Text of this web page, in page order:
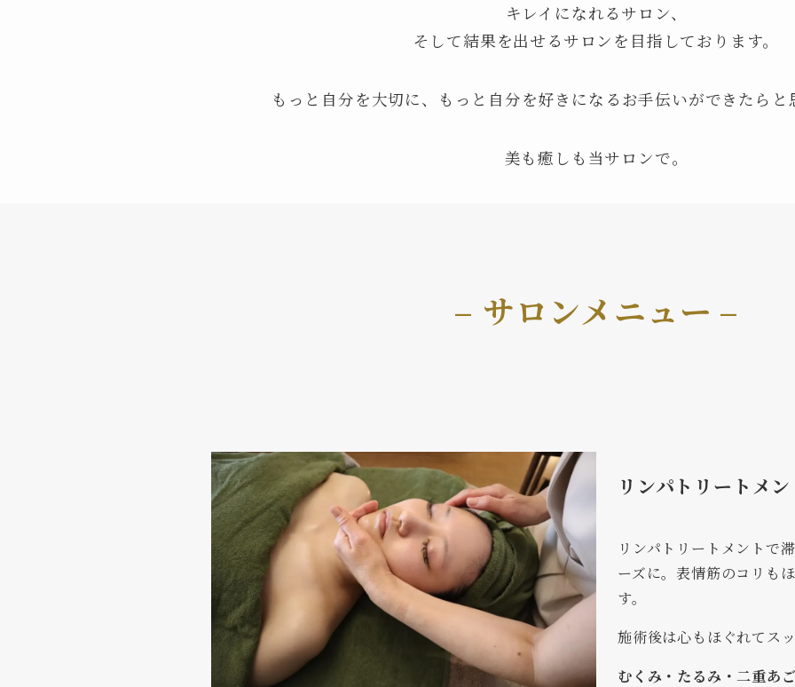
キレイになれるサロン、
そして結果を出せるサロンを目指しております。
もっと自分を大切に、もっと自分を好きになるお手伝いができたらと
美も癒しも当サロンで。
– サロンメニュー –
リンパトリートメン
リンパトリートメントで
ーズに。表情筋のコリも
す。
施術後は心もほぐれてスッ
むくみ・たるみ・二重あ